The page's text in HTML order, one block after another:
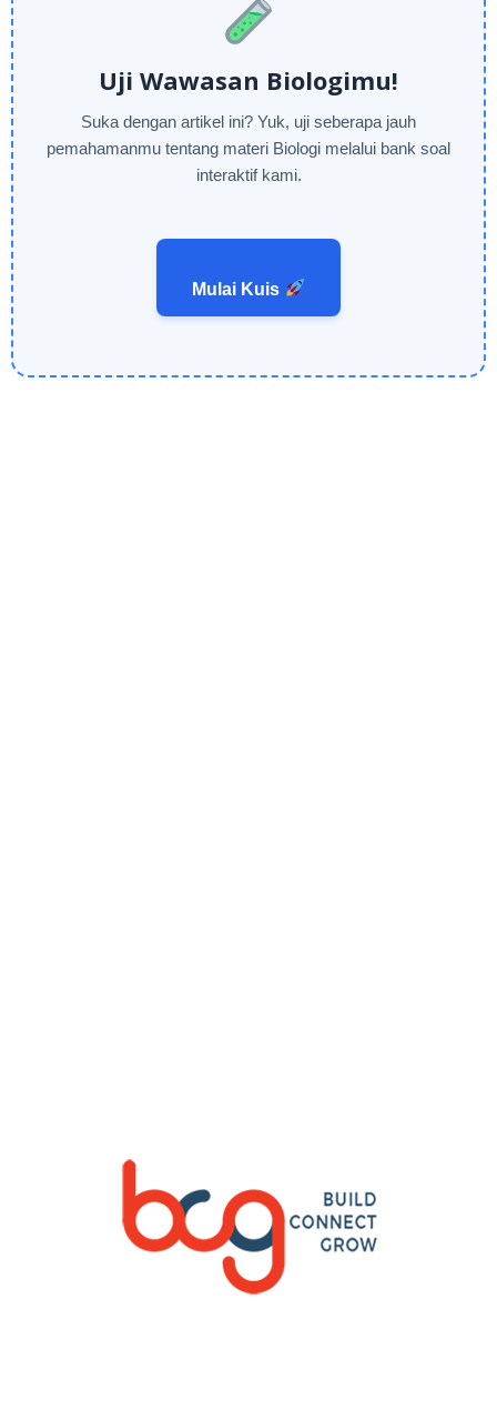
Uji Wawasan Biologimu!
Suka dengan artikel ini? Yuk, uji seberapa jauh
pemahamanmu tentang materi Biologi melalui bank soal
interaktif kami.
Mulai Kuis